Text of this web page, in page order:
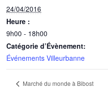
24/04/2016
Heure :
9h00 - 18h00
Catégorie d’Évènement:
Événements Villeurbanne
Marché du monde à Bibost